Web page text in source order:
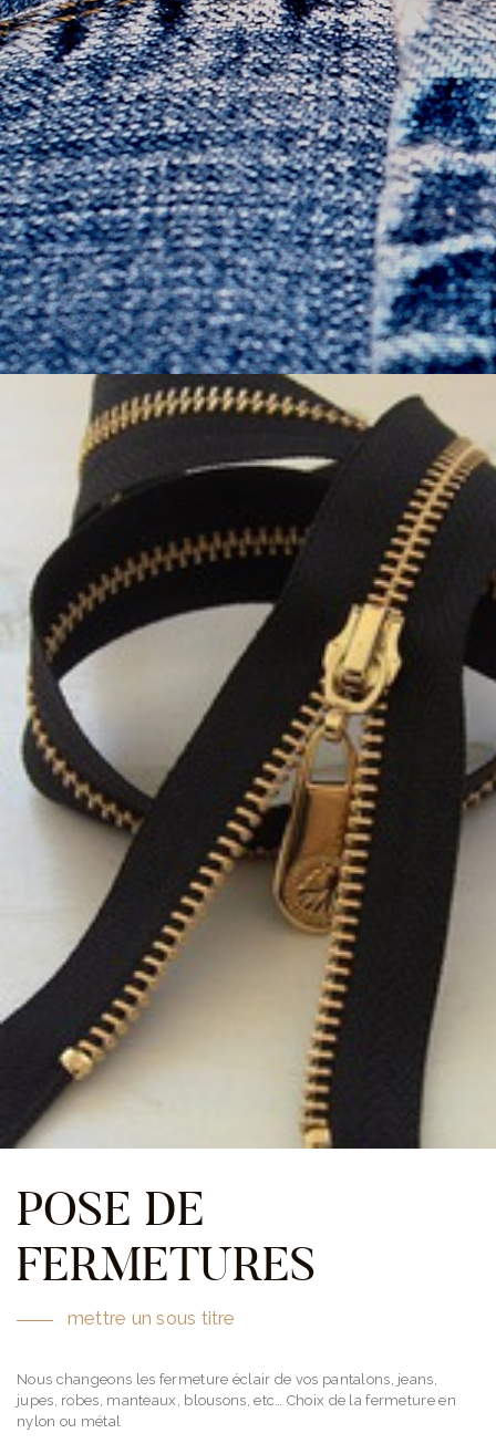
POSE DE
FERMETURES
mettre un sous titre
Nous changeons les fermeture éclair de vos pantalons, jeans,
jupes, robes, manteaux, blousons, etc… Choix de la fermeture en
nylon ou métal